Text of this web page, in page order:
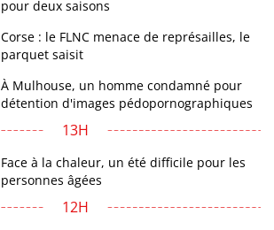
pour deux saisons
Corse : le FLNC menace de représailles, le
parquet saisit
À Mulhouse, un homme condamné pour
détention d'images pédopornographiques
13H
Face à la chaleur, un été difficile pour les
personnes âgées
12H